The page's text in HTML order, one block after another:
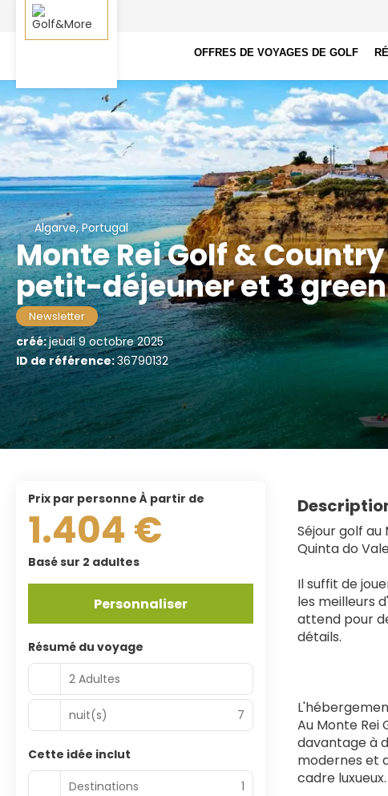
OFFRES DE VOYAGES DE GOLF
Algarve, Portugal
Monte Rei Golf &
petit-déjeuner et 3
Newsletter
créé:jeudi 9 octobre 2025
ID de référence:36790132
Séjour golf
Quinta do
Il suffit de
les meilleurs
attend pour
détails.
Au Monte Rei
davantage à
modernes et
cadre
prix par personne À partir de
1.404 €
Basé sur 2 adultes
Personnaliser
Résumé du voyage
2 Adultes
nuit(s) 7
Cette idée inclut
Destinations
1